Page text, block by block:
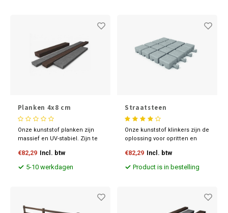
Planken 4x8 cm
Onze kunststof planken zijn
massief en UV-stabiel. Zijn te
leverbaar in diverse
maatvoeringen en kleuren.
€82,29 Incl. btw
5-10 werkdagen
Straatsteen
Onze kunststof klinkers zijn de
oplossing voor opritten en
leggen en waterdoorlatend.
Dankzij het slimme in elkaar
€82,29 Incl. btw
Product is in bestelling